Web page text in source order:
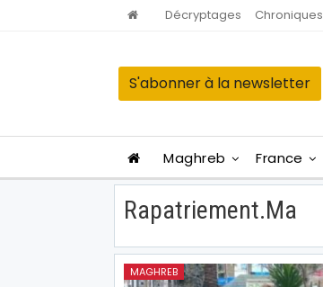
Décryptages Chroniques
S'abonner à la newsletter
Maghreb France
Rapatriement.ma
MAGHREB